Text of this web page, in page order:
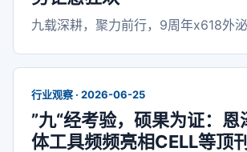
九载深耕，聚力前行，9周年x618外
行业观察 · 2026-06-25
”九“经考验，硕果为证：恩
体工具频频亮相CELL等顶